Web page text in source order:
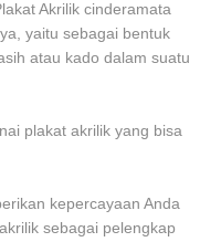
Akrilik cinderamata
yaitu sebagai bentuk
atau kado dalam suatu
plakat akrilik yang bisa
kepercayaan Anda
sebagai pelengkap